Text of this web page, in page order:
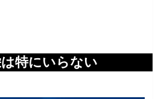
特にいらない